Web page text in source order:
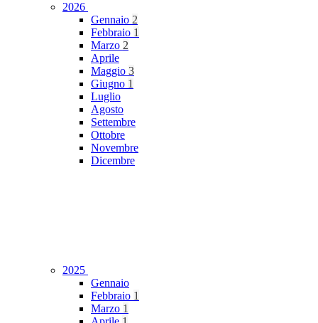
2026
Gennaio 2
Febbraio 1
Marzo 2
Aprile
Maggio 3
Giugno 1
Luglio
Agosto
Settembre
Ottobre
Novembre
Dicembre
2025
Gennaio
Febbraio 1
Marzo 1